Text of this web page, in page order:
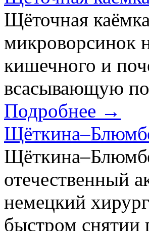
Щёточная
микроворсинок
кишечного и
всасывающую
Подробнее →
отечественный
немецкий
быстром